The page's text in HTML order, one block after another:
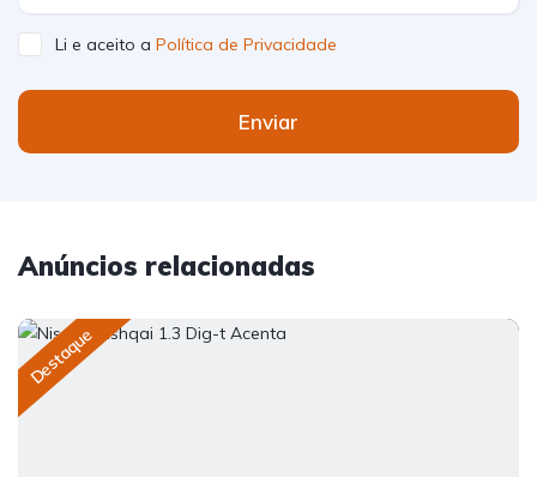
Li e aceito a Política de Privacidade
Enviar
Anúncios relacionadas
Destaque